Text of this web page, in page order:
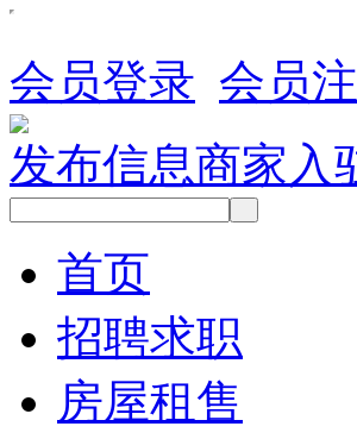
会员登录 会员
发布信息商家入
首页
招聘求职
房屋租售